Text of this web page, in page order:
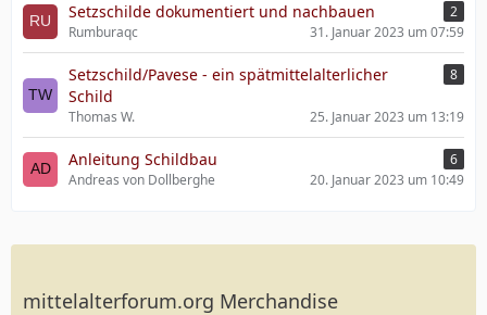
Setzschilde dokumentiert und nachbauen
2
Rumburaqc
31. Januar 2023 um 07:59
Setzschild/Pavese - ein spätmittelalterlicher
Schild
8
Thomas W. 25. Januar 2023 um 13:19
Anleitung Schildbau
6
Andreas von Dollberghe
20. Januar 2023 um 10:49
mittelalterforum.org Merchandise